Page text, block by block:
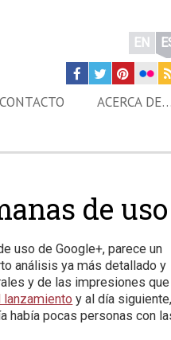
EN
CONTACTO ACERCA DE…
de uso
uso de Google+, parece un
análisis ya más detallado y
y de las impresiones que
lanzamiento y al día siguiente,
había pocas personas con